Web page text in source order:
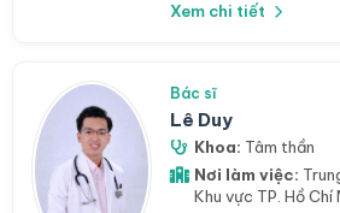
Xem chi tiết
Bác sĩ
Lê Duy
Khoa: Tâm thần
Nơi làm việc:
Khu vực TP. Hồ Chí